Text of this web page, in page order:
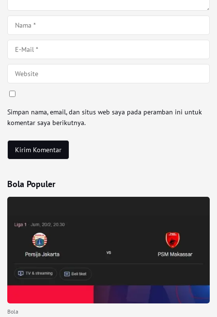
Simpan nama, email, dan situs web saya pada peramban ini untuk
komentar saya berikutnya.
Bola Populer
Bola